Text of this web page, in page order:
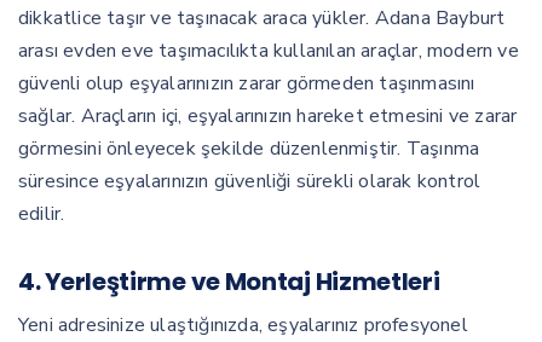
dikkatlice taşır ve taşınacak araca yükler. Adana Bayburt
arası evden eve taşımacılıkta kullanılan araçlar, modern ve
güvenli olup eşyalarınızın zarar görmeden taşınmasını
sağlar. Araçların içi, eşyalarınızın hareket etmesini ve zarar
görmesini önleyecek şekilde düzenlenmiştir. Taşınma
süresince eşyalarınızın güvenliği sürekli olarak kontrol
edilir.
4.Yerleştirme ve Montaj Hizmetleri
Yeni adresinize ulaştığınızda, eşyalarınız profesyonel